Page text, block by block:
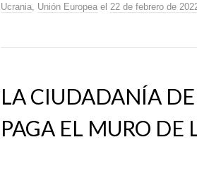
Ucrania, Unión Europea el 22 de febrero de
LA CIUDADANÍA
PAGA EL MURO DE